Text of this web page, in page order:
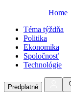
Home
Téma týždňa
Politika
Ekonomika
Spoločnosť
Technológie
Predplatné